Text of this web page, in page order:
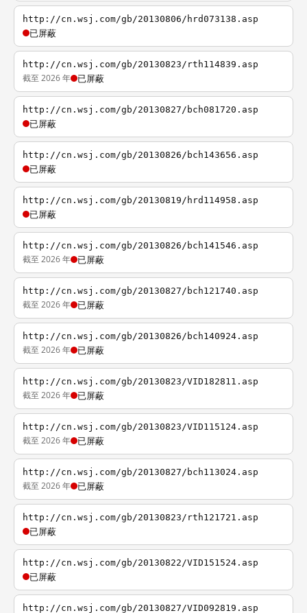
http://cn.wsj.com/gb/20130806/hrd073138.asp
已屏蔽
http://cn.wsj.com/gb/20130823/rth114839.asp
截至 2026 年 已屏蔽
http://cn.wsj.com/gb/20130827/bch081720.asp
已屏蔽
http://cn.wsj.com/gb/20130826/bch143656.asp
已屏蔽
http://cn.wsj.com/gb/20130819/hrd114958.asp
已屏蔽
http://cn.wsj.com/gb/20130826/bch141546.asp
截至 2026 年 已屏蔽
http://cn.wsj.com/gb/20130827/bch121740.asp
截至 2026 年 已屏蔽
http://cn.wsj.com/gb/20130826/bch140924.asp
截至 2026 年 已屏蔽
http://cn.wsj.com/gb/20130823/VID182811.asp
截至 2026 年 已屏蔽
http://cn.wsj.com/gb/20130823/VID115124.asp
截至 2026 年 已屏蔽
http://cn.wsj.com/gb/20130827/bch113024.asp
截至 2026 年 已屏蔽
http://cn.wsj.com/gb/20130823/rth121721.asp
已屏蔽
http://cn.wsj.com/gb/20130822/VID151524.asp
已屏蔽
http://cn.wsj.com/gb/20130827/VID092819.asp